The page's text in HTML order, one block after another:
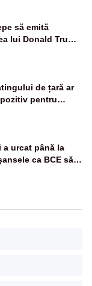
să emită
lui Donald Trump
de țară ar
pentru
să continue
a urcat până la
ca BCE să